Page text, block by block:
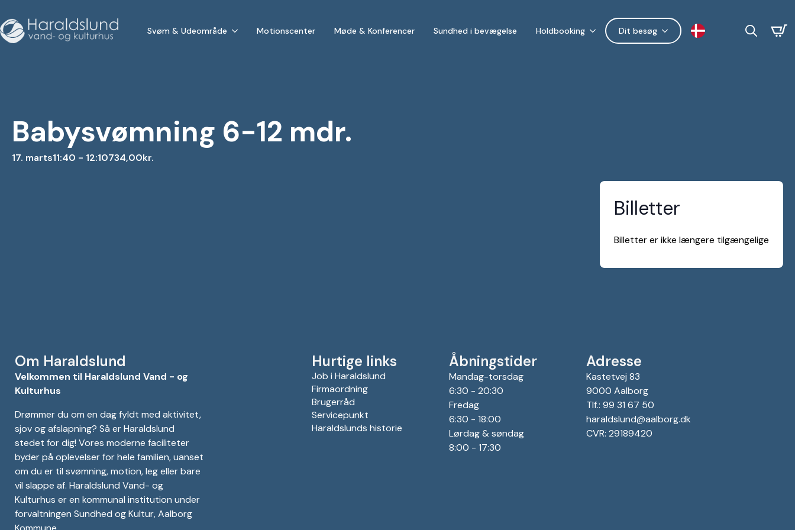
Svøm & Udeområde Motionscenter Møde & Konferencer Sundhed i bevægelse Holdbooking Dit besøg
Babysvømning 6-12 mdr.
17. marts11:40 - 12:10734,00kr.
Billetter
Billetter er ikke længere tilgængelige
Om Haraldslund
Velkommen til Haraldslund Vand - og
Kulturhus
Drømmer du om en dag fyldt med aktivitet,
sjov og afslapning? Så er Haraldslund
stedet for dig! Vores moderne faciliteter
byder på oplevelser for hele familien, uanset
om du er til svømning, motion, leg eller bare
vil slappe af. Haraldslund Vand- og
Kulturhus er en kommunal institution under
forvaltningen Sundhed og Kultur, Aalborg
Hurtige links
Job i Haraldslund
Firmaordning
Brugerråd
Servicepunkt
Haraldslunds historie
Åbningstider
Mandag-torsdag
6:30 - 20:30
Fredag
6:30 - 18:00
Lørdag & søndag
8:00 - 17:30
Adresse
Kastetvej 83
9000 Aalborg
Tlf.: 99 31 67 50
haraldslund@aalborg.dk
CVR: 29189420